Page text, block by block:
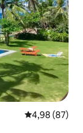
Средна
4,98 (87)